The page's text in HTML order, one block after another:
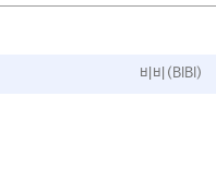
비비(BIBI)